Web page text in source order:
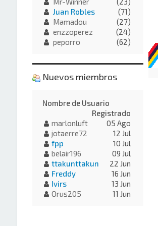
Juan Robles
(71)
Mamadou
(27)
enzzoperez
(24)
peporro
(62)
Nuevos miembros
Nombre de Usuario
Registrado
marlonluft
05 Ago
jotaerre72
12 Jul
fpp
10 Jul
belair196
09 Jul
ttakunttakun
22 Jun
Freddy
16 Jun
Ivirs
13 Jun
Orus205
11 Jun